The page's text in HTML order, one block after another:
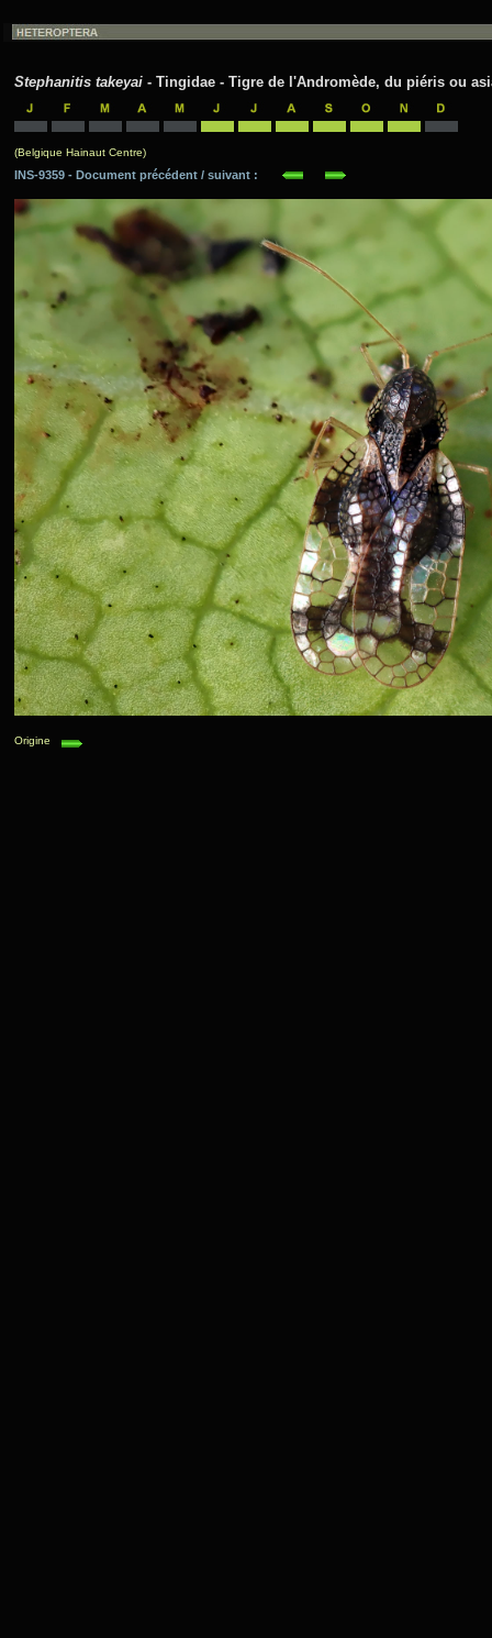
Stephanitis takeyai - Tingidae - Tigre de l'Andromède, du piéris ou
(Belgique Hainaut Centre)
INS-9359 - Document précédent / suivant :
Origine